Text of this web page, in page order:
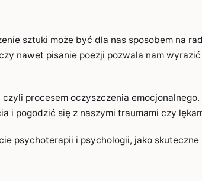
sztuki może być dla nas sposobem na
nawet pisanie poezji pozwala nam
procesem oczyszczenia emocjonalnego.
i pogodzić się z naszymi traumami czy
psychoterapii i psychologii, jako skuteczne